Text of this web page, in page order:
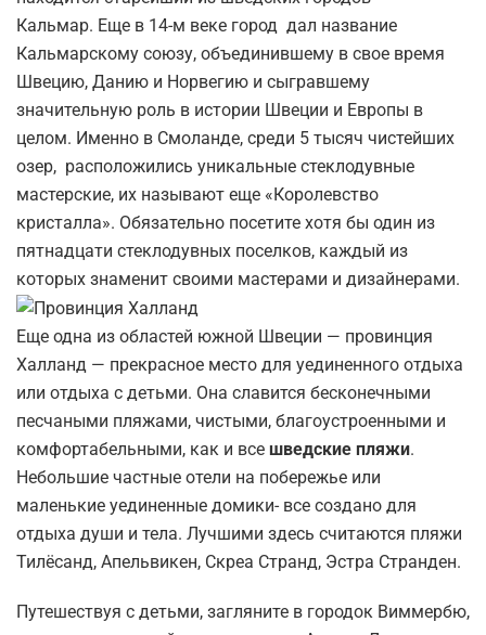
Кальмар. Еще в 14-м веке город дал название
Кальмарскому союзу, объединившему в свое время
Швецию, Данию и Норвегию и сыгравшему
значительную роль в истории Швеции и Европы в
целом. Именно в Смоланде, среди 5 тысяч чистейших
озер, расположились уникальные стеклодувные
мастерские, их называют еще «Королевство
кристалла». Обязательно посетите хотя бы один из
пятнадцати стеклодувных поселков, каждый из
которых знаменит своими мастерами и дизайнерами.
Еще одна из областей южной Швеции — провинция
Халланд — прекрасное место для уединенного отдыха
или отдыха с детьми. Она славится бесконечными
песчаными пляжами, чистыми, благоустроенными и
комфортабельными, как и все шведские пляжи.
Небольшие частные отели на побережье или
маленькие уединенные домики- все создано для
отдыха души и тела. Лучшими здесь считаются пляжи
Тилёсанд, Апельвикен, Скреа Странд, Эстра Странден.
Путешествуя с детьми, загляните в городок Виммербю,